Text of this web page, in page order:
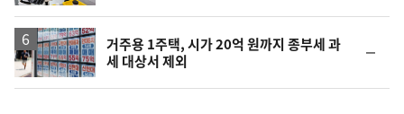
일
거주용 1주택, 시가 20억 원까지 종부세 과
세 대상서 제외
일